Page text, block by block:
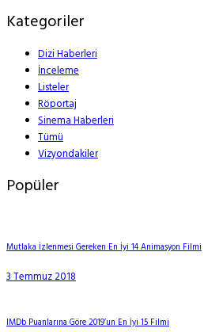
Kategoriler
Dizi Haberleri
İnceleme
Listeler
Röportaj
Sinema Haberleri
Tümü
Vizyondakiler
Popüler
Mutlaka İzlenmesi Gereken En İyi 14 Animasyon Filmi
3 Temmuz 2018
IMDb Puanlarına Göre 2019’un En İyi 15 Filmi